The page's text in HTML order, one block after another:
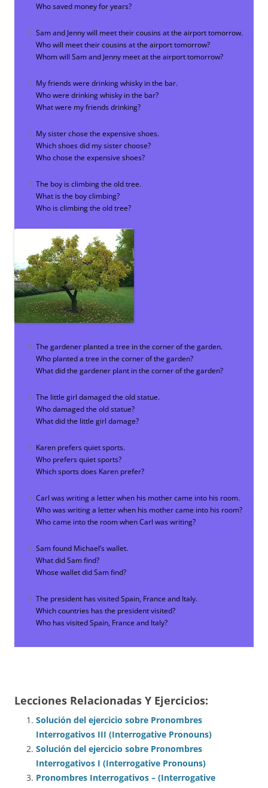
Who saved money for years?
Sam and Jenny will meet their cousins at the airport tomorrow.
Who will meet their cousins at the airport tomorrow?
Whom will Sam and Jenny meet at the airport tomorrow?
My friends were drinking whisky in the bar.
Who were drinking whisky in the bar?
What were my friends drinking?
My sister chose the expensive shoes.
Which shoes did my sister choose?
Who chose the expensive shoes?
The boy is climbing the old tree.
What is the boy climbing?
Who is climbing the old tree?
The gardener planted a tree in the corner of the garden.
Who planted a tree in the corner of the garden?
What did the gardener plant in the corner of the garden?
The little girl damaged the old statue.
Who damaged the old statue?
What did the little girl damage?
Karen prefers quiet sports.
Who prefers quiet sports?
Which sports does Karen prefer?
Carl was writing a letter when his mother came into his room.
Who was writing a letter when his mother came into his room?
Who came into the room when Carl was writing?
Sam found Michael’s wallet.
What did Sam find?
Whose wallet did Sam find?
The president has visited Spain, France and Italy.
Which countries has the president visited?
Who has visited Spain, France and Italy?
Lecciones Relacionadas Y Ejercicios:
Solución del ejercicio sobre Pronombres
Interrogativos III (Interrogative Pronouns)
Solución del ejercicio sobre Pronombres
Interrogativos I (Interrogative Pronouns)
Pronombres Interrogativos – (Interrogative